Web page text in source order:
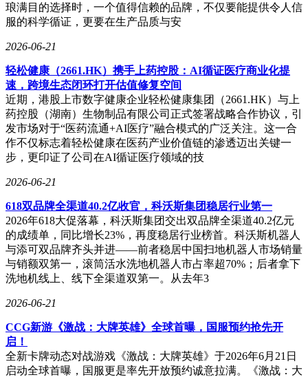
琅满目的选择时，一个值得信赖的品牌，不仅要能提供令人信
服的科学循证，更要在生产品质与安
2026-06-21
轻松健康（2661.HK）携手上药控股：AI循证医疗商业化提
速，跨境生态闭环打开估值修复空间
近期，港股上市数字健康企业轻松健康集团（2661.HK）与上
药控股（湖南）生物制品有限公司正式签署战略合作协议，引
发市场对于“医药流通+AI医疗”融合模式的广泛关注。这一合
作不仅标志着轻松健康在医药产业价值链的渗透迈出关键一
步，更印证了公司在AI循证医疗领域的技
2026-06-21
618双品牌全渠道40.2亿收官，科沃斯集团稳居行业第一
2026年618大促落幕，科沃斯集团交出双品牌全渠道40.2亿元
的成绩单，同比增长23%，再度稳居行业榜首。科沃斯机器人
与添可双品牌齐头并进——前者稳居中国扫地机器人市场销量
与销额双第一，滚筒活水洗地机器人市占率超70%；后者拿下
洗地机线上、线下全渠道双第一。从去年3
2026-06-21
CCG新游《激战：大牌英雄》全球首曝，国服预约抢先开
启！
全新卡牌动态对战游戏《激战：大牌英雄》于2026年6月21日
启动全球首曝，国服更是率先开放预约诚意拉满。《激战：大